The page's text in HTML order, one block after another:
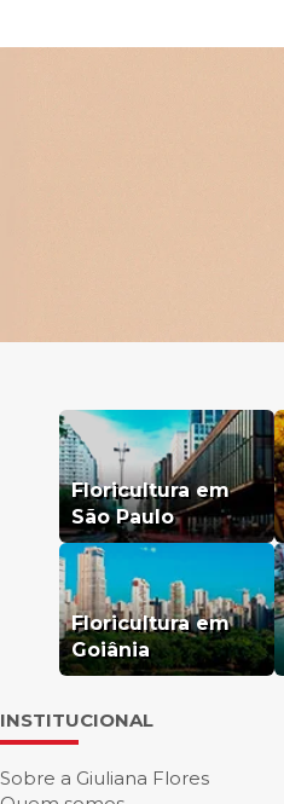
Floricultura em
São Paulo
Floricultura em
Goiânia
INSTITUCIONAL
Sobre a Giuliana Flores